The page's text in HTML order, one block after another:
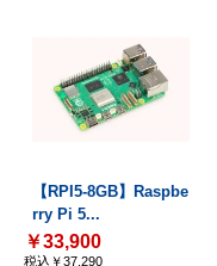
【RPI5-8GB】Raspbe
rry Pi 5...
￥33,900
税込￥37,290